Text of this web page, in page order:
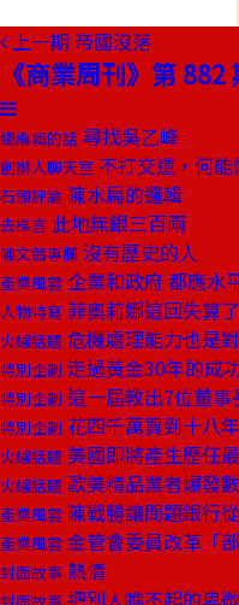
上一期 帝國沒落
《商業周刊》第 882
總編輯的話 尋找吳乙峰
創辦人聊天室 不打交道，何能
石頭評論 陳水扁的邏輯
去梯言 此地無銀三百兩
陳文茜專欄 沒有歷史的人
產業風雲 企業和政府 都應水
人物特寫 菲奧莉娜這回失算
火線話題 危機處理能力也是
特別企劃 走過黃金30年的成
特別企劃 這一屆教出7位董事
特別企劃 花四千萬買到十八
火線話題 美國即將產生歷任
火線話題 歐美精品業者爆發
產業風雲 陳戰勝讓問題銀行
產業風雲 金管會委員改革「
封面故事 熱情
把別人瞧不起的卑